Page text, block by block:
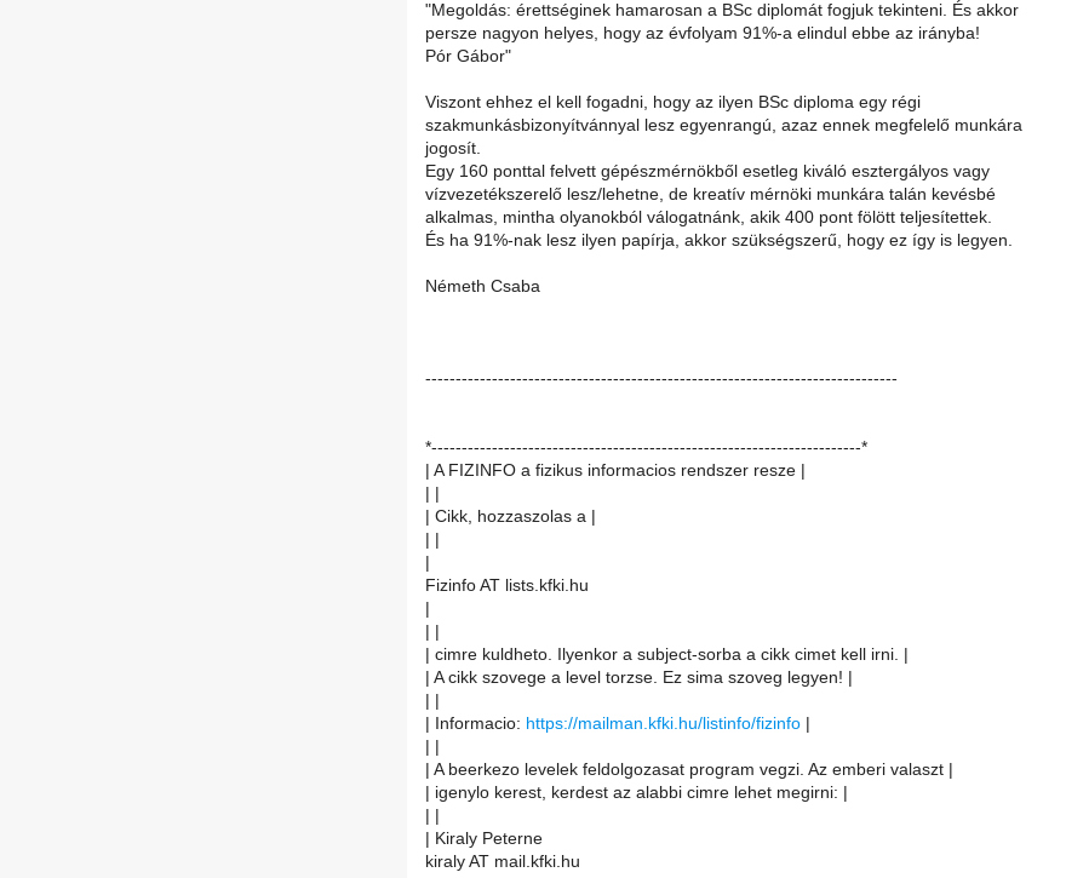
"Megoldás: érettséginek hamarosan a BSc diplomát fogjuk tekinteni. És akkor
persze nagyon helyes, hogy az évfolyam 91%-a elindul ebbe az irányba!
Pór Gábor"
Viszont ehhez el kell fogadni, hogy az ilyen BSc diploma egy régi
szakmunkásbizonyítvánnyal lesz egyenrangú, azaz ennek megfelelő munkára
jogosít.
Egy 160 ponttal felvett gépészmérnökből esetleg kiváló esztergályos vagy
vízvezetékszerelő lesz/lehetne, de kreatív mérnöki munkára talán kevésbé
alkalmas, mintha olyanokból válogatnánk, akik 400 pont fölött teljesítettek.
És ha 91%-nak lesz ilyen papírja, akkor szükségszerű, hogy ez így is legyen.
Németh Csaba
------------------------------------------------------------------------------
*-----------------------------------------------------------------------*
| A FIZINFO a fizikus informacios rendszer resze |
| Cikk, hozzaszolas a |
Fizinfo AT lists.kfki.hu
| cimre kuldheto. Ilyenkor a subject-sorba a cikk cimet kell irni. |
| A cikk szovege a level torzse. Ez sima szoveg legyen! |
| Informacio: https://mailman.kfki.hu/listinfo/fizinfo
| A beerkezo levelek feldolgozasat program vegzi. Az emberi valaszt |
| igenylo kerest, kerdest az alabbi cimre lehet megirni: |
| Kiraly Peterne
kiraly AT mail.kfki.hu